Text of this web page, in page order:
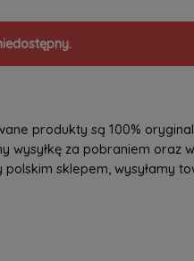
produkty są 100%
wysyłkę za pobraniem oraz
polskim sklepem, wysyłamy